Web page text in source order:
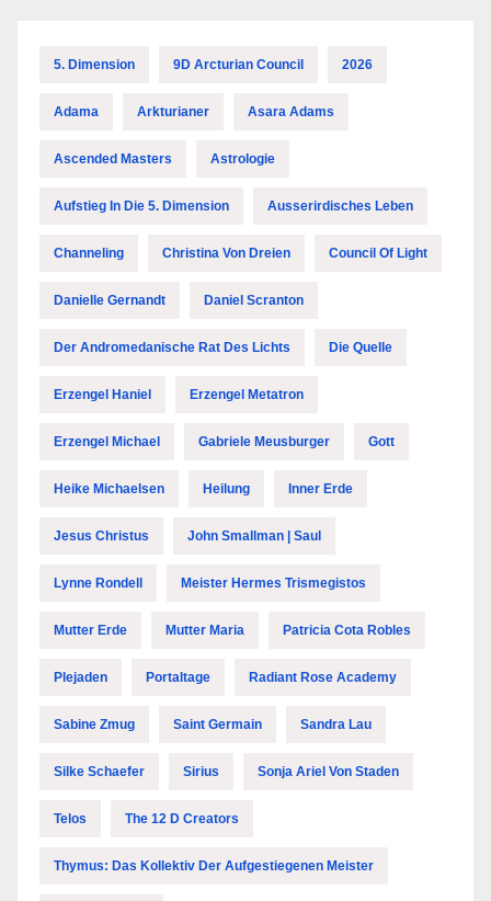
5. Dimension 9D Arcturian Council 2026
Adama Arkturianer Asara Adams
Ascended Masters Astrologie
Aufstieg In Die 5. Dimension Ausserirdisches Leben
Channeling Christina Von Dreien Council Of Light
Danielle Gernandt Daniel Scranton
Der Andromedanische Rat Des Lichts Die Quelle
Erzengel Haniel Erzengel Metatron
Erzengel Michael Gabriele Meusburger Gott
Heike Michaelsen Heilung Inner Erde
Jesus Christus John Smallman | Saul
Lynne Rondell Meister Hermes Trismegistos
Mutter Erde Mutter Maria Patricia Cota Robles
Plejaden Portaltage Radiant Rose Academy
Sabine Zmug Saint Germain Sandra Lau
Silke Schaefer Sirius Sonja Ariel Von Staden
Telos The 12 D Creators
Thymus: Das Kollektiv Der Aufgestiegenen Meister